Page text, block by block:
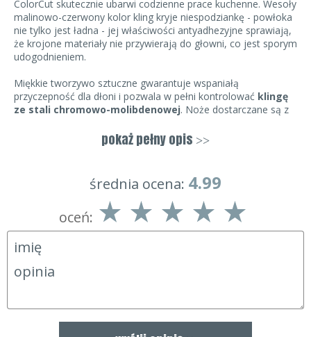
ColorCut skutecznie ubarwi codzienne prace kuchenne. Wesoły
malinowo-czerwony kolor kling kryje niespodziankę - powłoka
nie tylko jest ładna - jej właściwości antyadhezyjne sprawiają,
że krojone materiały nie przywierają do głowni, co jest sporym
udogodnieniem.
Miękkie tworzywo sztuczne gwarantuje wspaniałą
przyczepność dla dłoni i pozwala w pełni kontrolować klingę
ze stali chromowo-molibdenowej. Noże dostarczane są z
przypadkowym skaleczeniem a także chroni krawędź przed
przypadkowym stępieniem. Akrylowy, transparentny blok
pełnej klasie, stając się nie tylko narzędziem ale też
elementem dekoracyjnym każdej kuchni.
W skład zestawu wchodzą:
nóż Santoku
nóż Szefa kuchni
nóż do chleba
akrylowy blok
pokaż pełny opis >>
średnia ocena: 4.99
oceń: